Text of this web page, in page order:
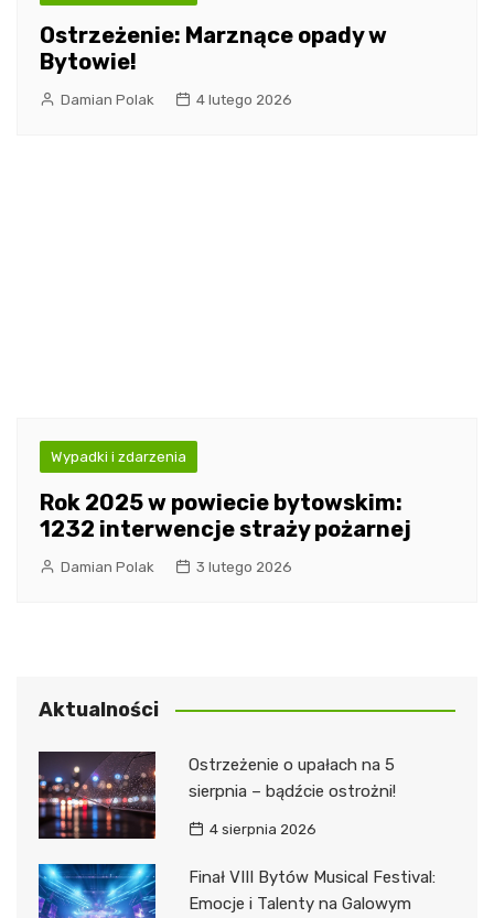
Ostrzeżenie: Marznące opady w
Bytowie!
Damian Polak 4 lutego 2026
Wypadki i zdarzenia
Rok 2025 w powiecie bytowskim:
1232 interwencje straży pożarnej
Damian Polak 3 lutego 2026
Aktualności
Ostrzeżenie o upałach na 5
sierpnia – bądźcie ostrożni!
4 sierpnia 2026
Finał VIII Bytów Musical Festival:
Emocje i Talenty na Galowym